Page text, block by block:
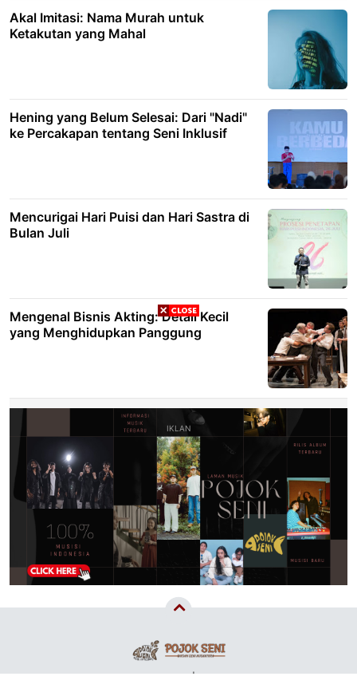
Akal Imitasi: Nama Murah untuk
Ketakutan yang Mahal
Hening yang Belum Selesai: Dari "Nadi"
ke Percakapan tentang Seni Inklusif
Mencurigai Hari Puisi dan Hari Sastra di
Bulan Juli
Mengenal Bisnis Akting: Detail Kecil
yang Menghidupkan Panggung
Copyright ©2026 Pojok Seni | Wadah Seni Nusantara